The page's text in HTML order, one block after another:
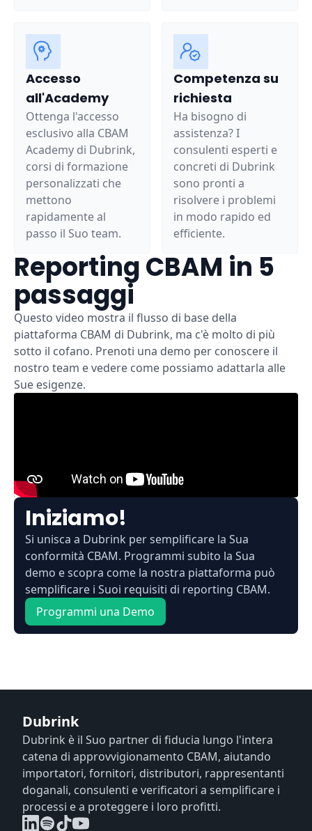
Accesso
all'Academy
Ottenga l'accesso
esclusivo alla CBAM
Academy di Dubrink,
corsi di formazione
personalizzati che
mettono
rapidamente al
passo il Suo team.
Competenza su
richiesta
Ha bisogno di
assistenza? I
consulenti esperti e
concreti di Dubrink
sono pronti a
risolvere i problemi
in modo rapido ed
efficiente.
Reporting CBAM in 5
passaggi
Questo video mostra il flusso di base della
piattaforma CBAM di Dubrink, ma c'è molto di più
sotto il cofano. Prenoti una demo per conoscere il
nostro team e vedere come possiamo adattarla alle
Sue esigenze.
Iniziamo!
Si unisca a Dubrink per semplificare la Sua
conformità CBAM. Programmi subito la Sua
demo e scopra come la nostra piattaforma può
semplificare i Suoi requisiti di reporting CBAM.
Programmi una Demo
Dubrink
Dubrink è il Suo partner di fiducia lungo l'intera
catena di approvvigionamento CBAM, aiutando
importatori, fornitori, distributori, rappresentanti
doganali, consulenti e verificatori a semplificare i
processi e a proteggere i loro profitti.